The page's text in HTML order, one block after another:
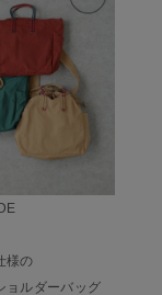
様の
ョルダーバッグ